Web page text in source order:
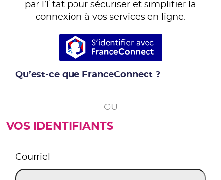
par l’État pour sécuriser et simplifier la
connexion à vos services en ligne.
S’identifier avec
Qu’est-ce que FranceConnect ?
VOS IDENTIFIANTS
Courriel
*